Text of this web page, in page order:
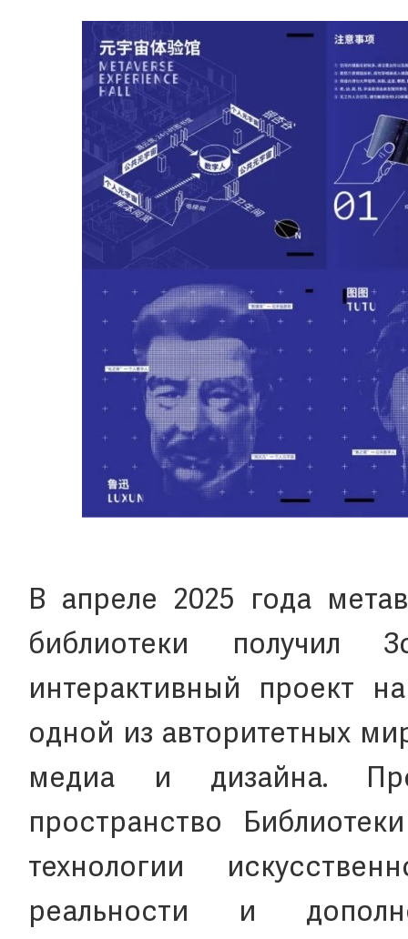
В апреле 2025 года
библиотеки получил
интерактивный проект
одной из авторитетных
медиа и дизайна.
пространство
технологии
реальности и